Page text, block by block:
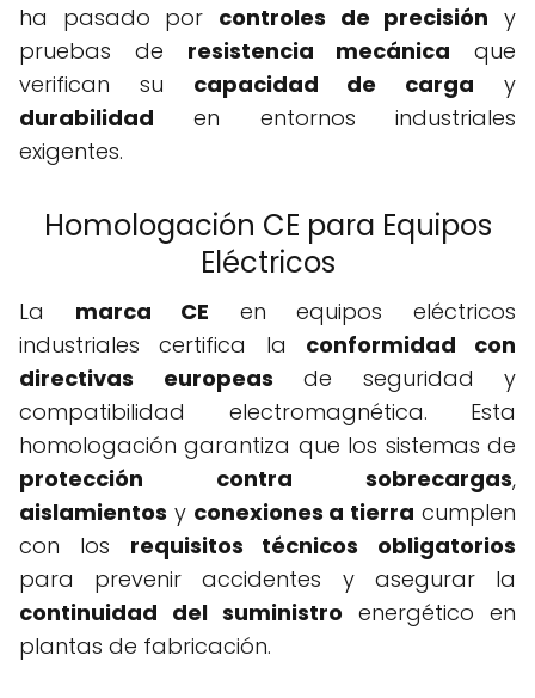
ha pasado por controles de precisión y
pruebas de resistencia mecánica que
verifican su capacidad de carga y
durabilidad en entornos industriales
exigentes.
Homologación CE para Equipos
Eléctricos
La marca CE en equipos eléctricos
industriales certifica la conformidad con
directivas europeas de seguridad y
compatibilidad electromagnética. Esta
homologación garantiza que los sistemas de
protección contra sobrecargas,
aislamientos y conexiones a tierra cumplen
con los requisitos técnicos obligatorios
para prevenir accidentes y asegurar la
continuidad del suministro energético en
plantas de fabricación.